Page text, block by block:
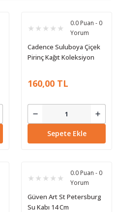
0.0 Puan - 0
Yorum
Cadence Suluboya Çiçek
Pirinç Kağıt Koleksiyon
160,00 TL
Sepete Ekle
0.0 Puan - 0
Yorum
Güven Art St Petersburg
Su Kabı 14 Cm